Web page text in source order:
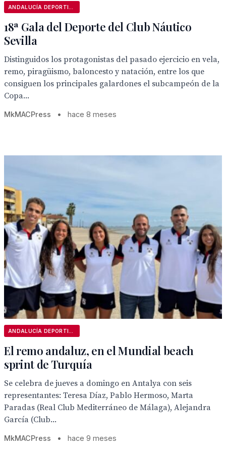
18ª Gala del Deporte del Club Náutico
Sevilla
Distinguidos los protagonistas del pasado ejercicio en vela,
remo, piragüismo, baloncesto y natación, entre los que
consiguen los principales galardones el subcampeón de la
Copa...
MkMACPress • hace 8 meses
El remo andaluz, en el Mundial beach
sprint de Turquía
Se celebra de jueves a domingo en Antalya con seis
representantes: Teresa Díaz, Pablo Hermoso, Marta
Paradas (Real Club Mediterráneo de Málaga), Alejandra
García (Club...
MkMACPress • hace 9 meses